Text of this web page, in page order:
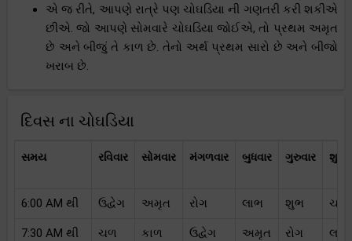
એ જ રીતે, આપણે રાત્રે પણ ચોઘડિયા ની ગણતરી કરી શકીએ
છીએ. જો આપણે સોમવારે ચોઘડિયા જોઈએ, તો પ્રથમ અમૃત
છે અને બીજું તે કાળ છે. તેનો અર્થ પ્રથમ સારો છે અને બીજો
ખરાબ છે.
દિવસ ના ચોઘડિયા
સમય રવિવાર સોમવાર મંગળવાર બુધવાર ગુરુવાર
6:00 AM થી ઉદ્વેગ અમૃત રોગ લાભ શુભ ચળ
7:30 AM થી ચળ કાળ ઉદ્વેગ અમૃત રોગ લાભ